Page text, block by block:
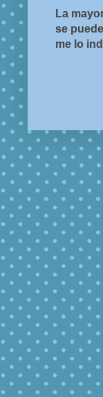
La
se
me lo